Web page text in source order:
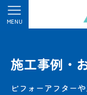
MENU
施工事例・
ビフォーアフター